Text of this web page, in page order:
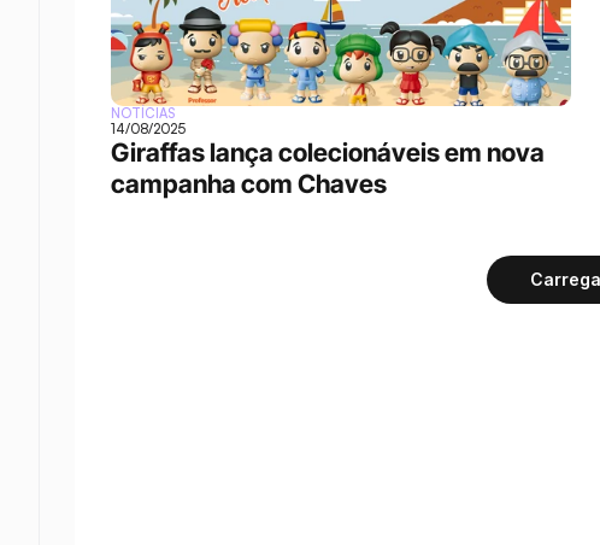
NOTÍCIAS
14/08/2025
Giraffas lança colecionáveis em nova
campanha com Chaves